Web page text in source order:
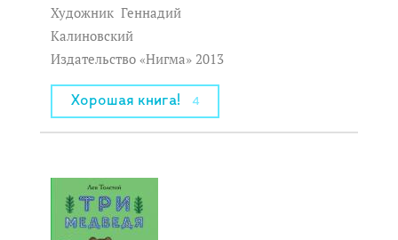
Художник Геннадий
Калиновский
Издательство «Нигма» 2013
Хорошая книга! 4